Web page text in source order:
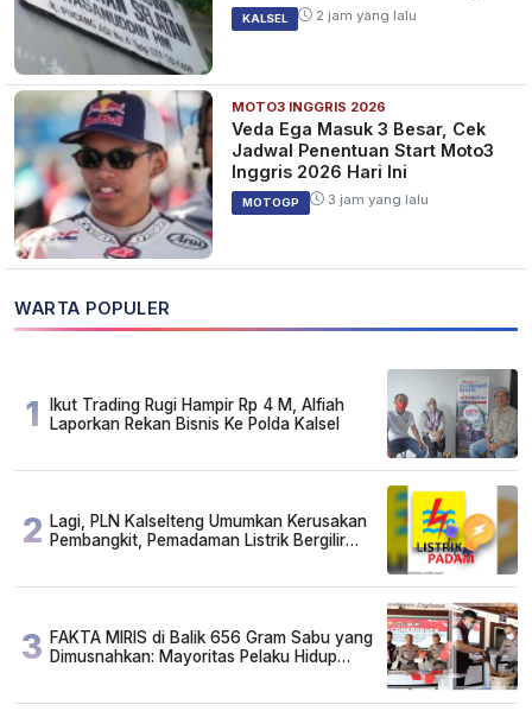
KALSEL 2 jam yang lalu
MOTO3 INGGRIS 2026
Veda Ega Masuk 3 Besar, Cek
Jadwal Penentuan Start Moto3
Inggris 2026 Hari Ini
MOTOGP 3 jam yang lalu
WARTA POPULER
1
Ikut Trading Rugi Hampir Rp 4 M, Alfiah
Laporkan Rekan Bisnis Ke Polda Kalsel
2 Lagi, PLN Kalselteng Umumkan Kerusakan
Pembangkit, Pemadaman Listrik Bergilir
3 FAKTA MIRIS di Balik 656 Gram Sabu yang
Dimusnahkan: Mayoritas Pelaku Hidup